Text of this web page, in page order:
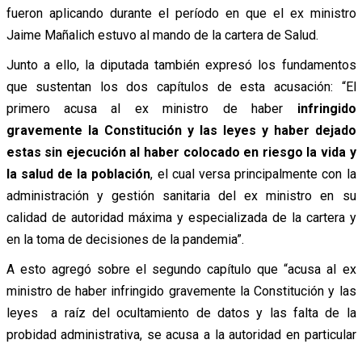
fueron aplicando durante el período en que el ex ministro
Jaime Mañalich estuvo al mando de la cartera de Salud.
Junto a ello, la diputada también expresó los fundamentos
que sustentan los dos capítulos de esta acusación: “El
primero acusa al ex ministro de haber infringido
gravemente la Constitución y las leyes y haber dejado
estas sin ejecución al haber colocado en riesgo la vida y
la salud de la población, el cual versa principalmente con la
administración y gestión sanitaria del ex ministro en su
calidad de autoridad máxima y especializada de la cartera y
en la toma de decisiones de la pandemia”.
A esto agregó sobre el segundo capítulo que “acusa al ex
ministro de haber infringido gravemente la Constitución y las
leyes a raíz del ocultamiento de datos y las falta de la
probidad administrativa, se acusa a la autoridad en particular